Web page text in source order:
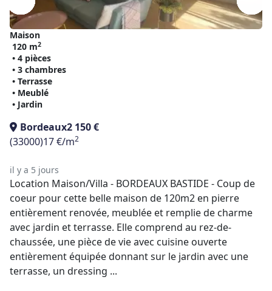
Maison
120 m2
• 4 pièces
• 3 chambres
• Terrasse
• Meublé
• Jardin
Bordeaux2 150 €
(33000)17 €/m2
il y a 5 jours
Location Maison/Villa - BORDEAUX BASTIDE - Coup de
coeur pour cette belle maison de 120m2 en pierre
entièrement renovée, meublée et remplie de charme
avec jardin et terrasse. Elle comprend au rez-de-
chaussée, une pièce de vie avec cuisine ouverte
entièrement équipée donnant sur le jardin avec une
terrasse, un dressing ...